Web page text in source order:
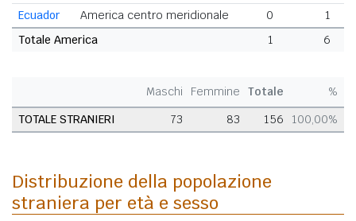
Ecuador
America centro meridionale 0
1
Totale America
1 6
Maschi Femmine Totale
%
TOTALE STRANIERI
73 83 156 100,00%
Distribuzione della popolazione
straniera per età e sesso